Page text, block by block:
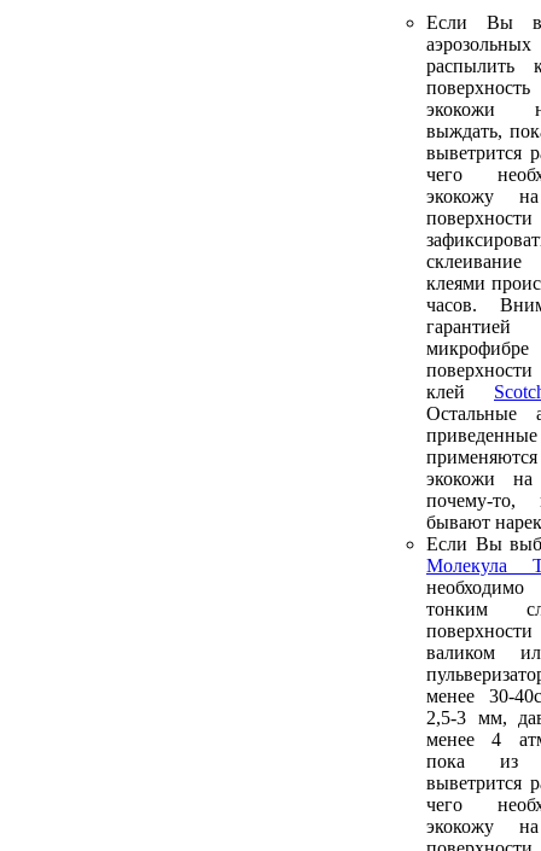
Если Вы
распылить
экокожи
выждать,
выветрится
чего
экокожу
клеями
часов.
клей
Остальные
экокожи
почему-
бывают
Если Вы
Молекула
тонким
валиком
менее 30-
2,5-3 мм,
менее 4
пока из
выветрится
чего
экокожу